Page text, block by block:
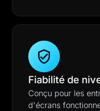
Fiabilité de
Conçu pour les
d'écrans